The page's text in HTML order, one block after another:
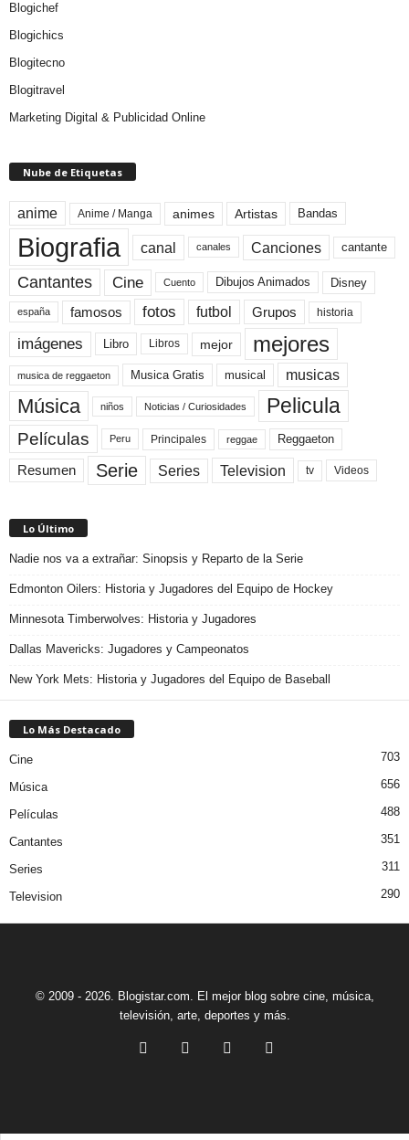
Blogichef
Blogichics
Blogitecno
Blogitravel
Marketing Digital & Publicidad Online
Nube de Etiquetas
anime Anime / Manga animes Artistas Bandas
Biografia canal canales Canciones cantante
Cantantes Cine Cuento Dibujos Animados Disney
españa famosos fotos futbol Grupos historia
imágenes Libro Libros mejor mejores
musica de reggaeton Musica Gratis musical musicas
Música niños Noticias / Curiosidades Pelicula
Películas Peru Principales reggae Reggaeton
Resumen Serie Series Television tv Videos
Lo Último
Nadie nos va a extrañar: Sinopsis y Reparto de la Serie
Edmonton Oilers: Historia y Jugadores del Equipo de Hockey
Minnesota Timberwolves: Historia y Jugadores
Dallas Mavericks: Jugadores y Campeonatos
New York Mets: Historia y Jugadores del Equipo de Baseball
Lo Más Destacado
Cine 703
Música 656
Películas 488
Cantantes 351
Series 311
Television 290
© 2009 - 2026. Blogistar.com. El mejor blog sobre cine, música,
televisión, arte, deportes y más.